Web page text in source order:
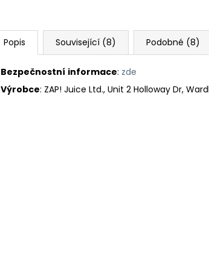
Popis Související (8) Podobné (8)
Bezpečnostní informace: zde
Výrobce: ZAP! Juice Ltd., Unit 2 Holloway Dr,